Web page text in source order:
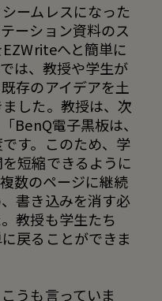
ームレスになった
ーション資料のス
へと簡単に
は、教授や学生が
存のアイデアを土
した。教授は、次
BenQ電子黒板は、
す。このため、学
短縮できるように
数のページに継続
書き込みを消す必
教授も学生たち
戻ることができま
うも言っていま